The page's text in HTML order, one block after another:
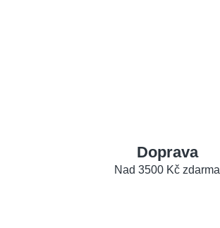
Doprava
Nad 3500 Kč zdarma